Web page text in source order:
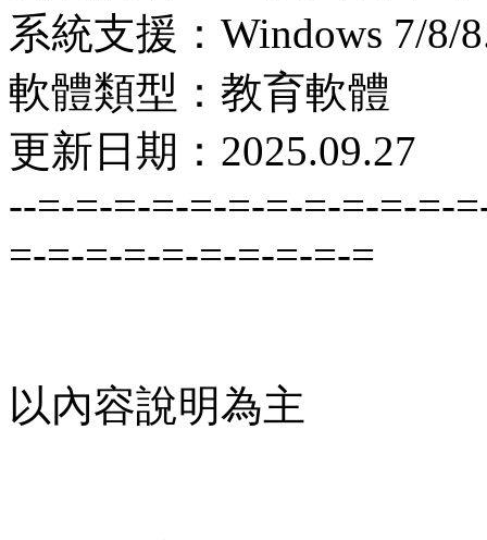
系統支援：Windows 7/8/
軟體類型：教育軟體
更新日期：2025.09.27
--=-=-=-=-=-=-=-=-=-=-=-
=-=-=-=-=-=-=-=-=-=
以內容說明為主